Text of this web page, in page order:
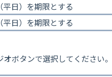
平日）を期限とする
平日）を期限とする
ボタンで選択してください。